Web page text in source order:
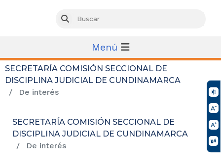
Buscar
Menú
SECRETARÍA COMISIÓN SECCIONAL DE
DISCIPLINA JUDICIAL DE CUNDINAMARCA
De interés
SECRETARÍA COMISIÓN SECCIONAL DE
DISCIPLINA JUDICIAL DE CUNDINAMARCA
De interés